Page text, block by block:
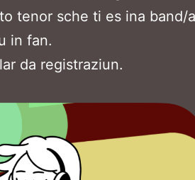
tenor sche ti es ina band/
in fan.
da registraziun.